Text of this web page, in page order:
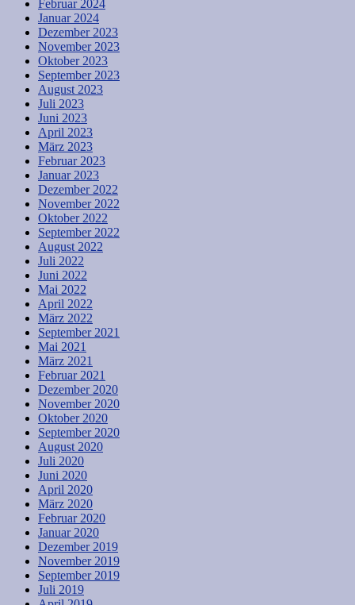
Februar 2024
Januar 2024
Dezember 2023
November 2023
Oktober 2023
September 2023
August 2023
Juli 2023
Juni 2023
April 2023
März 2023
Februar 2023
Januar 2023
Dezember 2022
November 2022
Oktober 2022
September 2022
August 2022
Juli 2022
Juni 2022
Mai 2022
April 2022
März 2022
September 2021
Mai 2021
März 2021
Februar 2021
Dezember 2020
November 2020
Oktober 2020
September 2020
August 2020
Juli 2020
Juni 2020
April 2020
März 2020
Februar 2020
Januar 2020
Dezember 2019
November 2019
September 2019
Juli 2019